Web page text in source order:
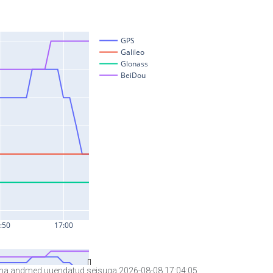
andmed uuendatud seisuga 2026-08-08 17:04:05